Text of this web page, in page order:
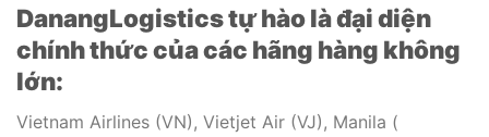
DanangLogistics tự hào là đại diện
chính thức của các hãng hàng không
lớn:
Vietnam Airlines (VN), Vietjet Air (VJ), Manila (